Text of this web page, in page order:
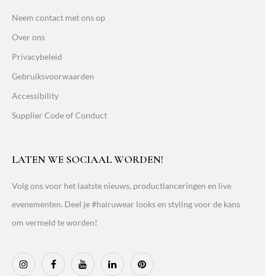
Neem contact met ons op
Over ons
Privacybeleid
Gebruiksvoorwaarden
Accessibility
Supplier Code of Conduct
LATEN WE SOCIAAL WORDEN!
Volg ons voor het laatste nieuws, productlanceringen en live
evenementen. Deel je #hairuwear looks en styling voor de kans
om vermeld te worden!